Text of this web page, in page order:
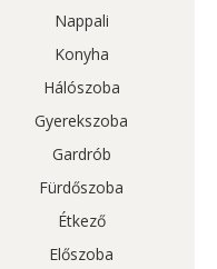
Nappali
Konyha
Hálószoba
Gyerekszoba
Gardrób
Fürdőszoba
Étkező
Előszoba